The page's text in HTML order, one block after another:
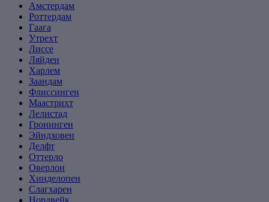
Амстердам
Роттердам
Гаага
Утрехт
Лиссе
Ляйден
Харлем
Заандам
Флиссинген
Маастрихт
Лелистад
Гронинген
Эйндховен
Делфт
Оттерло
Оверлон
Хинделопен
Слагхарен
Нордвейк